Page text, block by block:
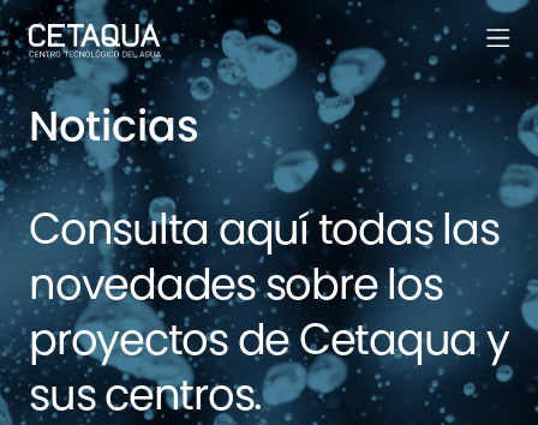
Noticias
Consulta aquí todas las
novedades sobre los
proyectos de Cetaqua y
sus centros.